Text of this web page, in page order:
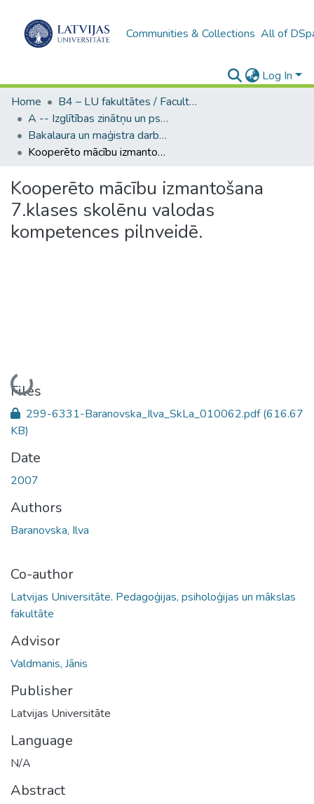
Communities & Collections All of
Log In
Home
B4 – LU fakultātes / Faculties of the UL
A -- Izglītības zinātņu un psiholoģijas fakultāte / Faculty of Education Sciences and Psychology
Bakalaura un maģistra darbi (PPMF) / Bachelor's and Master's theses
Kooperēto mācību izmantošana 7.klases skolēnu valodas kompetences pilnveidē.
Kooperēto mācību izmantošana
7.klases skolēnu valodas
kompetences pilnveidē.
Loading...
Files
299-6331-Baranovska_Ilva_SkLa_010062.pdf(616.67
KB)
Date
2007
Authors
Baranovska, Ilva
Co-author
Latvijas Universitāte. Pedagoģijas, psiholoģijas un mākslas
fakultāte
Advisor
Valdmanis, Jānis
Publisher
Latvijas Universitāte
Language
N/A
Abstract